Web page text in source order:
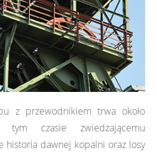
z przewodnikiem trwa około
czasie zwiedzającemu
historia dawnej kopalni oraz losy